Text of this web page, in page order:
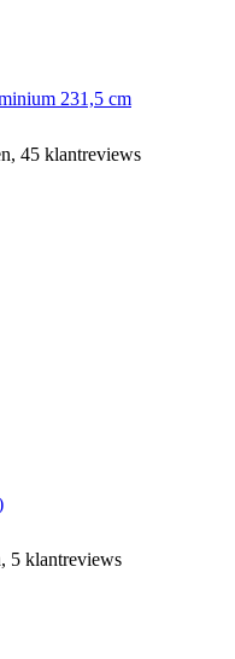
231,5 cm
45 klantreviews
5 klantreviews